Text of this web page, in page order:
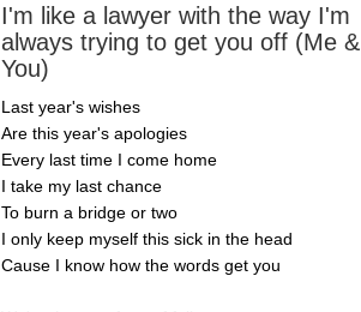
I'm like a lawyer with the way I'm
always trying to get you off (Me &
You)
Last year's wishes
Are this year's apologies
Every last time I come home
I take my last chance
To burn a bridge or two
I only keep myself this sick in the head
Cause I know how the words get you